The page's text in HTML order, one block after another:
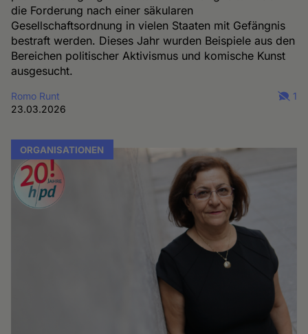
die Forderung nach einer säkularen
Gesellschaftsordnung in vielen Staaten mit Gefängnis
bestraft werden. Dieses Jahr wurden Beispiele aus den
Bereichen politischer Aktivismus und komische Kunst
ausgesucht.
Romo Runt
23.03.2026
1
ORGANISATIONEN